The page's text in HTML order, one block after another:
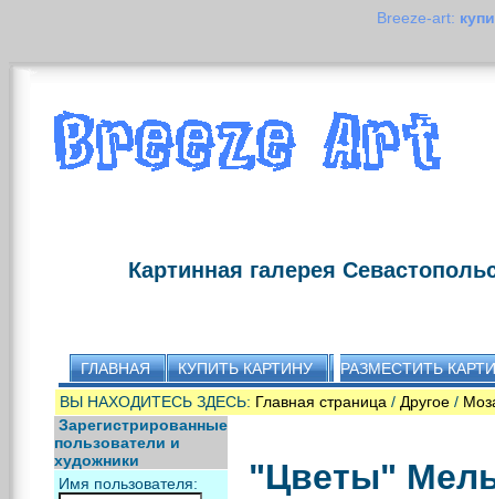
Breeze-art:
Картинная галерея
ГЛАВНАЯ КУПИТЬ КАРТИНУ
РАЗМЕСТИТЬ
ВЫ НАХОДИТЕСЬ ЗДЕСЬ: Главная страница / Другое /
Зарегистрированные
пользователи и
художники
Имя пользователя:
"Цветы"